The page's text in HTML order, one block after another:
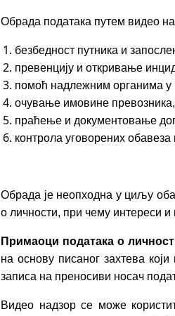
Обрада података путем видео
безбедност путника и
превенцију и откривање
помоћ надлежним органима у
очување имовине превозника,
праћење и документовање
контрола уговорених обавеза
Обрада је неопходна у циљу
о личности, при чему интереси
Примаоци података о
на основу писаног захтева
записа на преносиви носач
Видео надзор се може